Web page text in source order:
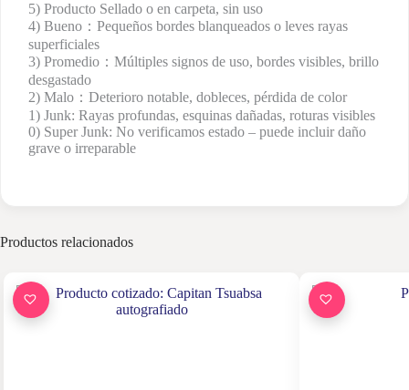
5) Producto Sellado o en carpeta, sin uso
4) Bueno：Pequeños bordes blanqueados o leves rayas
superficiales
3) Promedio：Múltiples signos de uso, bordes visibles, brillo
desgastado
2) Malo：Deterioro notable, dobleces, pérdida de color
1) Junk: Rayas profundas, esquinas dañadas, roturas visibles
0) Super Junk: No verificamos estado – puede incluir daño
grave o irreparable
Productos relacionados